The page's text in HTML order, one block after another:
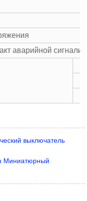
аварийной
выключатель
Миниатюрный